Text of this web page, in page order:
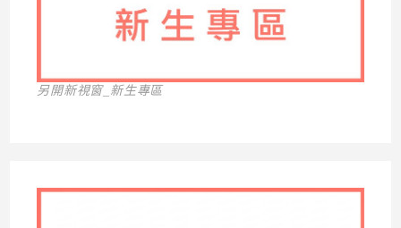
另開新視窗_新生專區